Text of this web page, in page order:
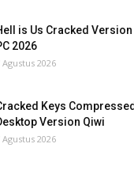
is Us Cracked
2026
Agustus 2026
Keys
Version Qiwi
Agustus 2026